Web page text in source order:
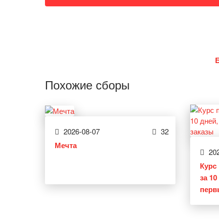
Похожие сборы
2026-08-07 32
Мечта
Курс
за